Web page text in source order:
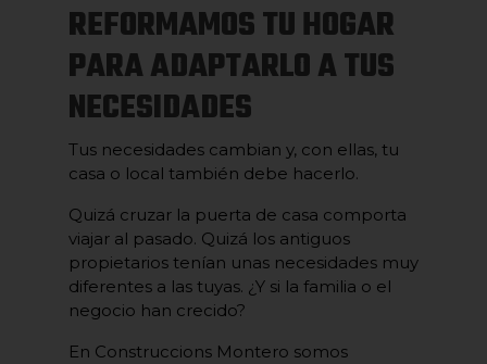
REFORMAMOS TU HOGAR
PARA ADAPTARLO A TUS
NECESIDADES
Tus necesidades cambian y, con ellas, tu
casa o local también debe hacerlo.
Quizá cruzar la puerta de casa comporta
viajar al pasado. Quizá los antiguos
propietarios tenían unas necesidades muy
diferentes a las tuyas. ¿Y si la familia o el
negocio han crecido?
En Construccions Montero somos